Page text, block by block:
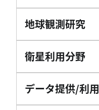
地球観測研究
衛星利用分野
データ提供/利用